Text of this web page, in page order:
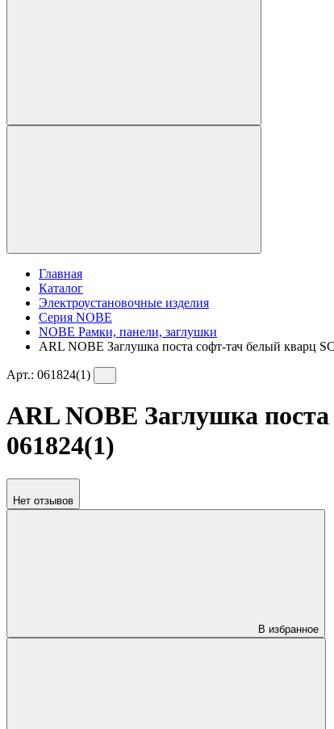
Главная
Каталог
Электроустановочные изделия
Серия NOBE
NOBE Рамки, панели, заглушки
ARL NOBE Заглушка поста софт-тач белый кварц
Арт.: 061824(1)
ARL NOBE Заглушка
061824(1)
Нет отзывов
В избранное